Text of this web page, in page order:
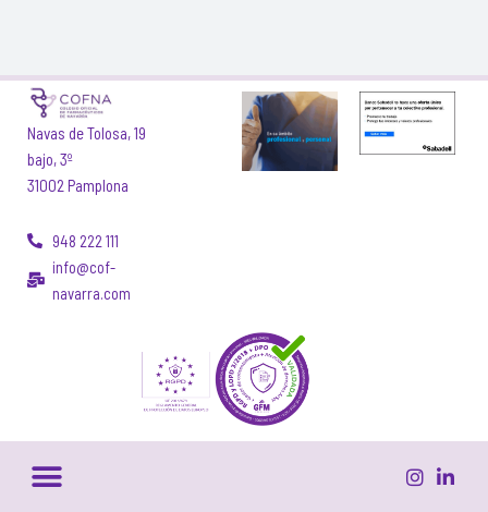
Navas de Tolosa, 19
bajo, 3º
31002 Pamplona
948 222 111
info@cof-
navarra.com